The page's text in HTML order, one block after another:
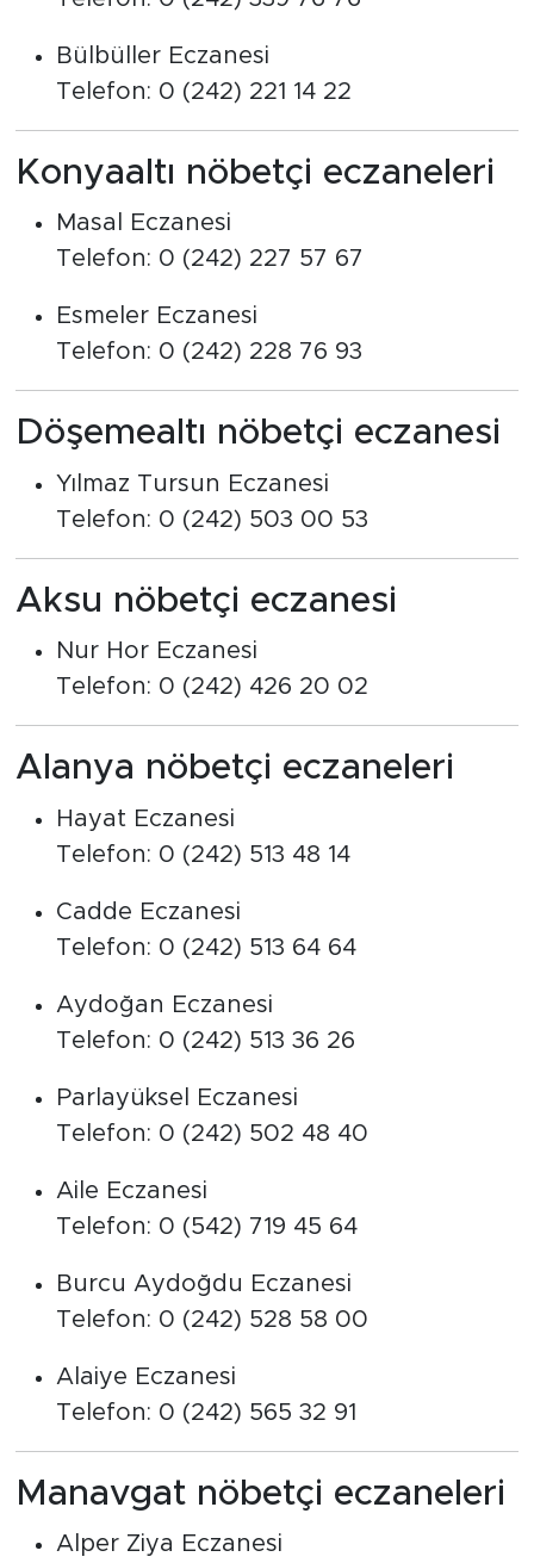
Bülbüller Eczanesi
Telefon: 0 (242) 221 14 22
Konyaaltı nöbetçi eczaneleri
Masal Eczanesi
Telefon: 0 (242) 227 57 67
Esmeler Eczanesi
Telefon: 0 (242) 228 76 93
Döşemealtı nöbetçi eczanesi
Yılmaz Tursun Eczanesi
Telefon: 0 (242) 503 00 53
Aksu nöbetçi eczanesi
Nur Hor Eczanesi
Telefon: 0 (242) 426 20 02
Alanya nöbetçi eczaneleri
Hayat Eczanesi
Telefon: 0 (242) 513 48 14
Cadde Eczanesi
Telefon: 0 (242) 513 64 64
Aydoğan Eczanesi
Telefon: 0 (242) 513 36 26
Parlayüksel Eczanesi
Telefon: 0 (242) 502 48 40
Aile Eczanesi
Telefon: 0 (542) 719 45 64
Burcu Aydoğdu Eczanesi
Telefon: 0 (242) 528 58 00
Alaiye Eczanesi
Telefon: 0 (242) 565 32 91
Manavgat nöbetçi eczaneleri
Alper Ziya Eczanesi